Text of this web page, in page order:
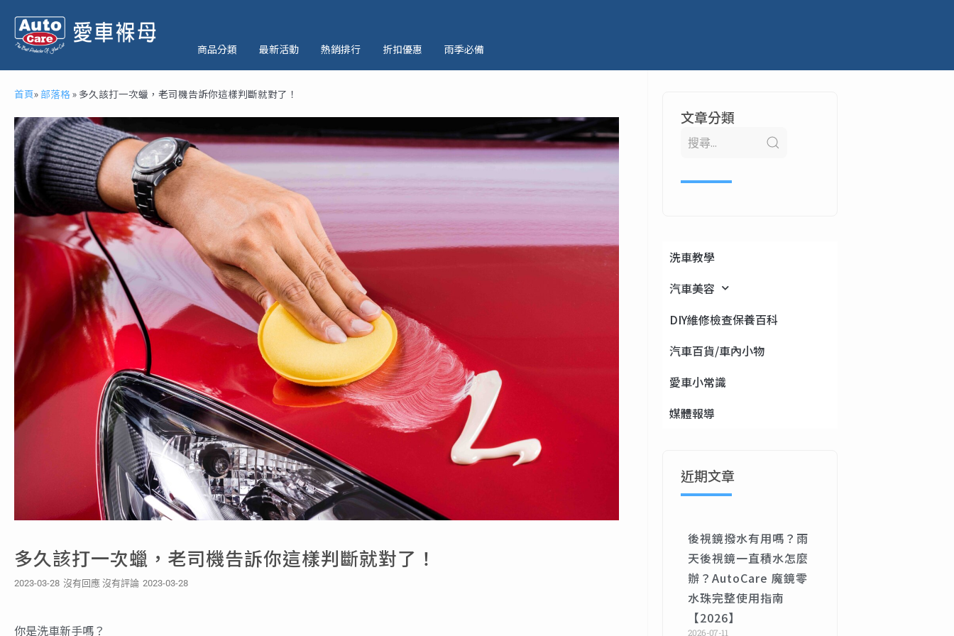
商品分類 最新活動 熱銷排行 折扣優惠 雨季必備
首頁» 部落格» 多久該打一次蠟，老司機告訴你這樣判斷就對了！
多久該打一次蠟，老司機告訴你這樣判斷就對了！
2023-03-28 沒有回應 沒有評論 2023-03-28
你是洗車新手嗎？
文章分類
洗車教學
汽車美容
DIY維修檢查保養百科
汽車百貨/車內小物
愛車小常識
媒體報導
近期文章
後視鏡撥水有用嗎？雨
天後視鏡一直積水怎麼
辦？AutoCare 魔鏡零
水珠完整使用指南
【2026】
2026-07-11